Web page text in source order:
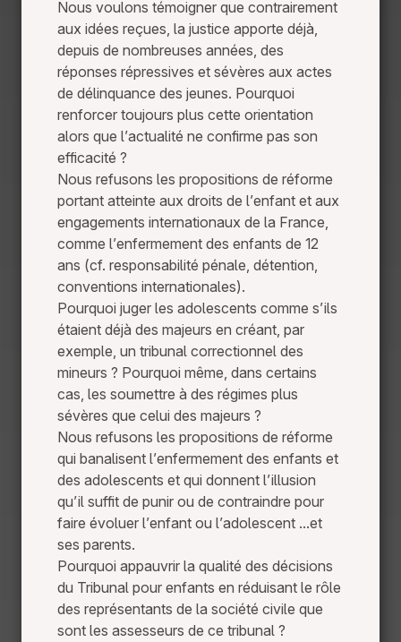
Nous voulons témoigner que contrairement
aux idées reçues, la justice apporte déjà,
depuis de nombreuses années, des
réponses répressives et sévères aux actes
de délinquance des jeunes. Pourquoi
renforcer toujours plus cette orientation
alors que l’actualité ne confirme pas son
efficacité ?
Nous refusons les propositions de réforme
portant atteinte aux droits de l’enfant et aux
engagements internationaux de la France,
comme l’enfermement des enfants de 12
ans (cf. responsabilité pénale, détention,
conventions internationales).
Pourquoi juger les adolescents comme s’ils
étaient déjà des majeurs en créant, par
exemple, un tribunal correctionnel des
mineurs ? Pourquoi même, dans certains
cas, les soumettre à des régimes plus
sévères que celui des majeurs ?
Nous refusons les propositions de réforme
qui banalisent l’enfermement des enfants et
des adolescents et qui donnent l’illusion
qu’il suffit de punir ou de contraindre pour
faire évoluer l’enfant ou l’adolescent ...et
ses parents.
Pourquoi appauvrir la qualité des décisions
du Tribunal pour enfants en réduisant le rôle
des représentants de la société civile que
sont les assesseurs de ce tribunal ?